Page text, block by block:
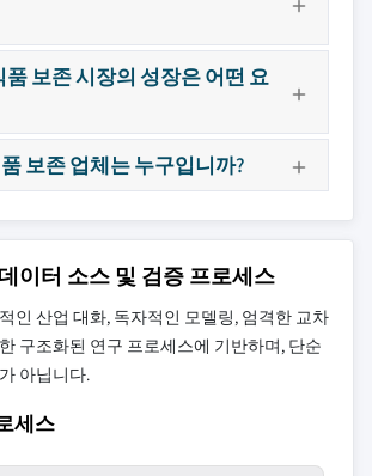
품 보존 시장의 성장은 어떤 요
보존 업체는 누구입니까?
이터 소스 및 검증 프로세스
인 산업 대화, 독자적인 모델링, 엄격한 교차
구조화된 연구 프로세스에 기반하며, 단순
아닙니다.
세스